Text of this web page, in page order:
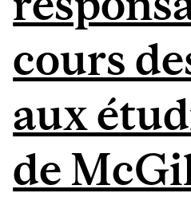
cours
aux
de